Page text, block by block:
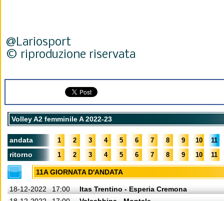
@Lariosport
© riproduzione riservata
Volley A2 femminile A 2022-23
andata 1 2 3 4 5 6 7 8 9 10 11
ritorno 1 2 3 4 5 6 7 8 9 10 11
11A GIORNATA D'ANDATA
18-12-2022 17:00
Itas Trentino - Esperia Cremona